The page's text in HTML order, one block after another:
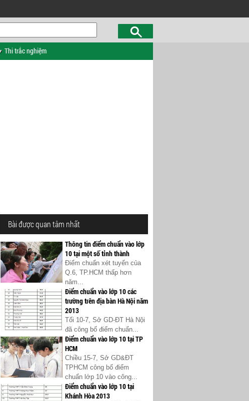
Thi trắc nghiệm
Bài được quan tâm nhất
Thông tin điểm chuẩn vào lớp
10 tại một số tỉnh thành
Điểm chuẩn xét tuyển của
Q.6, TP.HCM thấp hơn
năm...
Điểm chuẩn vào lớp 10 các
trường trên địa bàn Hà Nội năm
2013
Tối 10-7, Sở GD-ĐT Hà Nội
đã công bố điểm chuẩn...
Điểm chuẩn vào lớp 10 tại TP
HCM
Chiều 15-7, Sở GD&ĐT
TPHCM công bố điểm
chuẩn lớp 10 vào công...
Điểm chuẩn vào lớp 10 tại
Khánh Hòa 2013